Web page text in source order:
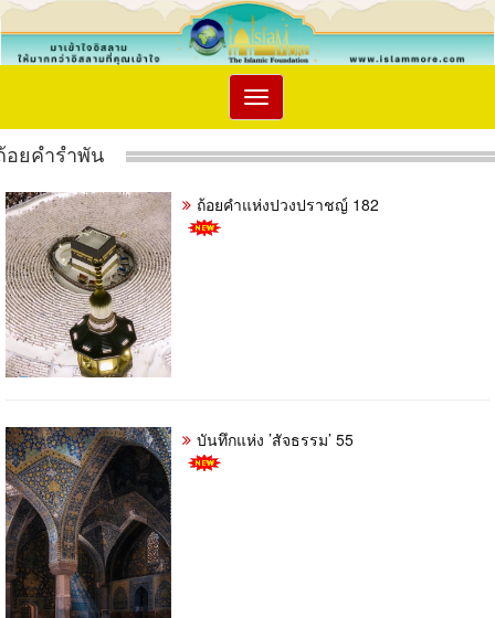
Toggle
navigation
อยคำรำพัน
ถ้อยคำแห่งปวงปราชญ์ 182
บันทึกแห่ง ’สัจธรรม’ 55